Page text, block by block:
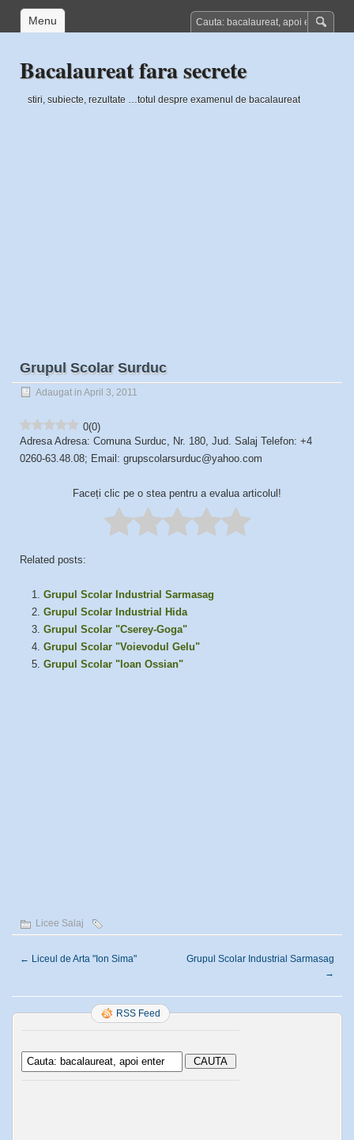
Menu
Bacalaureat fara secrete
stiri, subiecte, rezultate …totul despre examenul de bacalaureat
Grupul Scolar Surduc
Adaugat in April 3, 2011
0(0)
Adresa Adresa: Comuna Surduc, Nr. 180, Jud. Salaj Telefon: +4
0260-63.48.08; Email: grupscolarsurduc@yahoo.com
Faceți clic pe o stea pentru a evalua articolul!
Related posts:
Grupul Scolar Industrial Sarmasag
Grupul Scolar Industrial Hida
Grupul Scolar "Cserey-Goga"
Grupul Scolar "Voievodul Gelu"
Grupul Scolar "Ioan Ossian"
Licee Salaj
← Liceul de Arta "Ion Sima"
Grupul Scolar Industrial Sarmasag
→
RSS Feed